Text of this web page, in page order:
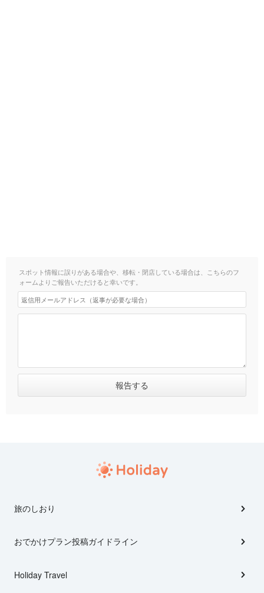
スポット情報に誤りがある場合や、移転・閉店している場合は、こちらのフ
ォームよりご報告いただけると幸いです。
旅のしおり
おでかけプラン投稿ガイドライン
Holiday Travel